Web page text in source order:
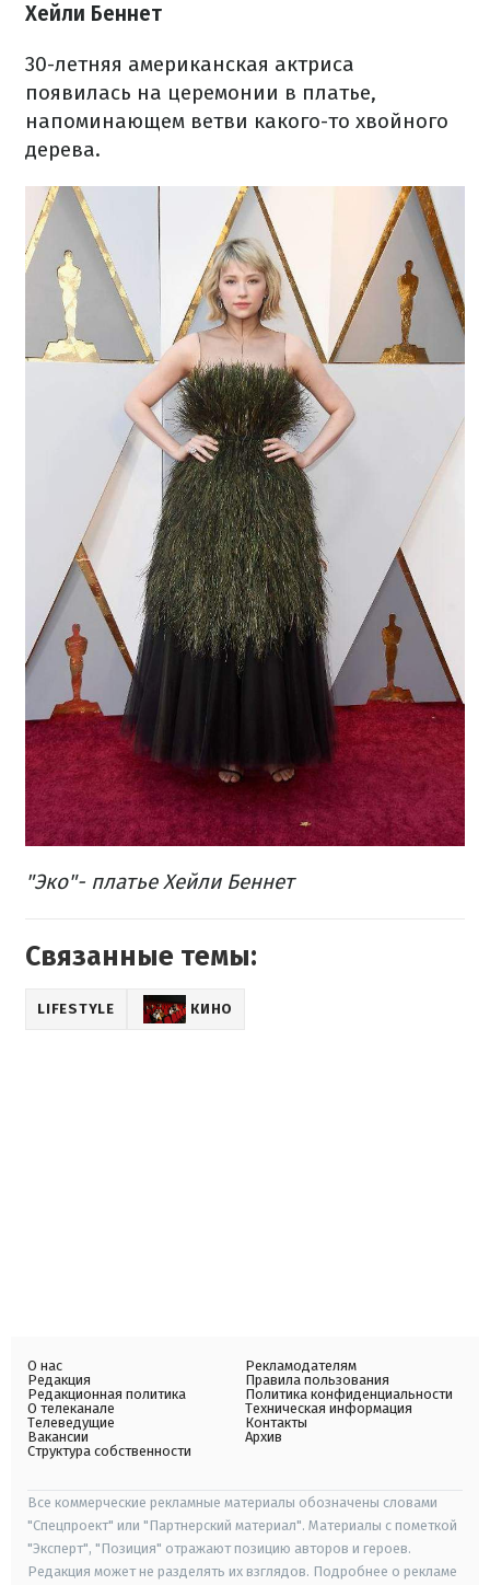
Хейли Беннет
30-летняя американская актриса
появилась на церемонии в платье,
напоминающем ветви какого-то хвойного
дерева.
"Эко"- платье Хейли Беннет
Связанные темы:
LIFESTYLE КИНО
О нас
Редакция
Редакционная политика
О телеканале
Телеведущие
Вакансии
Структура собственности
Рекламодателям
Правила пользования
Политика конфиденциальности
Техническая информация
Контакты
Архив
Все коммерческие рекламные материалы обозначены словами
"Спецпроект" или "Партнерский материал". Материалы с пометкой
"Эксперт", "Позиция" отражают позицию авторов и героев.
Редакция может не разделять их взглядов. Подробнее о рекламе